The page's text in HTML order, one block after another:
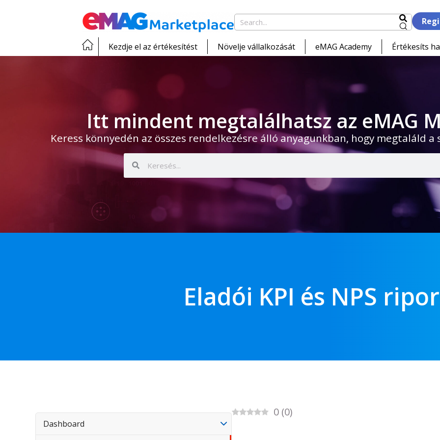
Kezdje el az értékesítést Növelje vállalkozását eMAG Academy Értékesíts
Itt mindent megtalálhatsz az eMAG
Keress könnyedén az összes rendelkezésre álló anyagunkban, hogy megtaláld
Eladói KPI és NPS
Dashboard
0 (0)